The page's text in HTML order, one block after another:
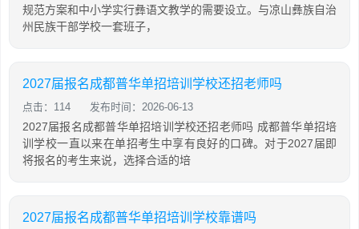
规范方案和中小学实行彝语文教学的需要设立。与凉山彝族自治
州民族干部学校一套班子，
2027届报名成都普华单招培训学校还招老师吗
点击：114 发布时间：2026-06-13
2027届报名成都普华单招培训学校还招老师吗 成都普华单招培
训学校一直以来在单招考生中享有良好的口碑。对于2027届即
将报名的考生来说，选择合适的培
2027届报名成都普华单招培训学校靠谱吗